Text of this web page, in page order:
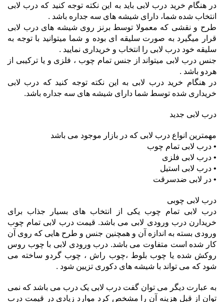
در هنگام خرید درب لابی باید به این نکته توجه کنید که درب لابی
انتخاب شده شما، دارای شیشه های سه جداره باشد .
طرح و نقشی که معمولا توسط برنز روی شیشه های درب لابی
قرار میگیرد به صورت سلیقه ای بوده و شما میتوانید با توجه به
سلیقه خود درب لابی را انتخاب و خریداری نمایید .
جنس درب لابی میتواند از جنس تمام چوب ، فلزی و یا ترکیبی از
هردو باشد .
در هنگام خرید درب لابی به این نکته توجه کنید که درب لابی
خریداری شده توسط شما دارای شیشه های سه جداره باشد.
درب لابی جدید
مهمترین انواع درب لابی که در بازار موجود می باشد
• درب لابی تمام چوب
• درب لابی فلزی
• درب لابی استیل
• در لابی ضدسرقت
درب لابی چوبی
درب لابی تمام چوب یکی از انتخاب های بسیار جذاب برای
خریدارن درب ورودی لابی می باشد. قیمت درب لابی تمام چوب
ورودی بسته به اندازه آن و همچنین جنس و طرح هایی که روی آن
کار شده است متفاوت می باشد. درب ورودی لابی با چوب روس
روکش شده یا چوب بلوط ،چوب راش ، چوب گردو ساخته می
شود که می تواند با شیشه های دکوری تزیین شود .
به عبارت دیگر می توان گفت درب لابی یک درب می باشد که نمی
توان از قبل هزینه آن را مشخص کرد موارد زیادی در قیمت درب